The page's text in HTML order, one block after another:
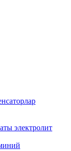
электролит